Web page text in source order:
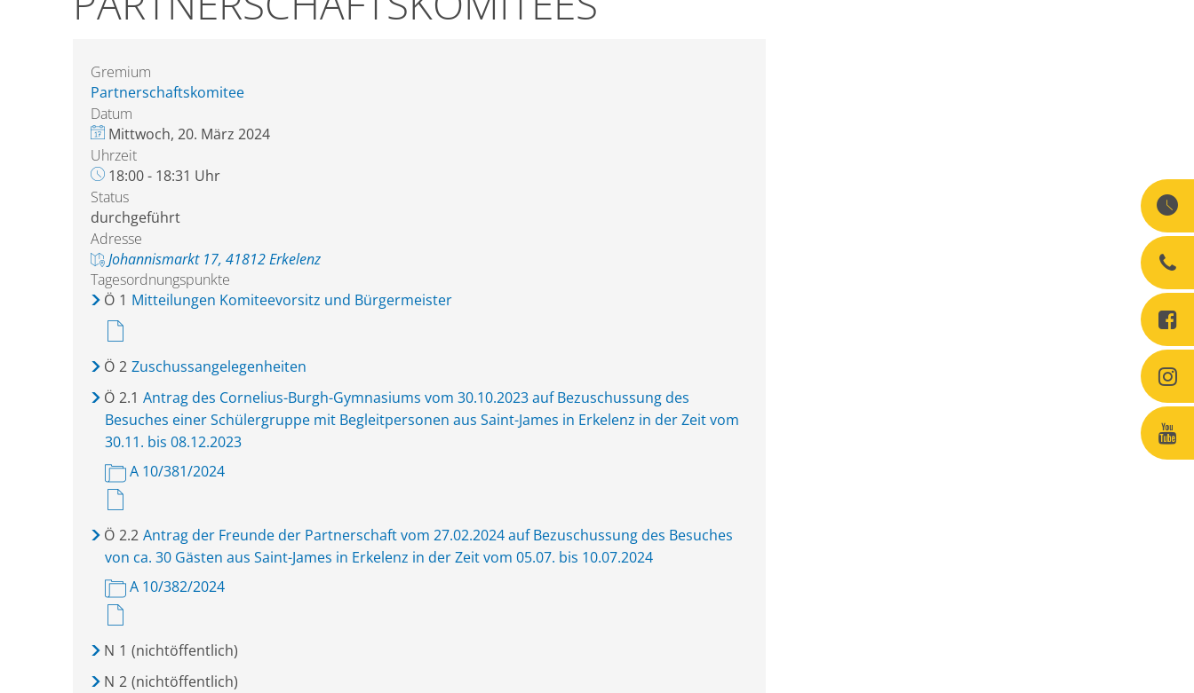
Gremium
Partnerschaftskomitee
Datum
Mittwoch, 20. März 2024
Uhrzeit
18:00 - 18:31 Uhr
Status
durchgeführt
Adresse
Johannismarkt 17, 41812 Erkelenz
Tagesordnungspunkte
Ö 1 Mitteilungen Komiteevorsitz und Bürgermeister
Ö 2 Zuschussangelegenheiten
Ö 2.1 Antrag des Cornelius-Burgh-Gymnasiums vom 30.10.2023 auf Bezuschussung des
Besuches einer Schülergruppe mit Begleitpersonen aus Saint-James in Erkelenz in der Zeit vom
30.11. bis 08.12.2023
A 10/381/2024
Ö 2.2 Antrag der Freunde der Partnerschaft vom 27.02.2024 auf Bezuschussung des Besuches
von ca. 30 Gästen aus Saint-James in Erkelenz in der Zeit vom 05.07. bis 10.07.2024
A 10/382/2024
N 1 (nichtöffentlich)
N 2 (nichtöffentlich)